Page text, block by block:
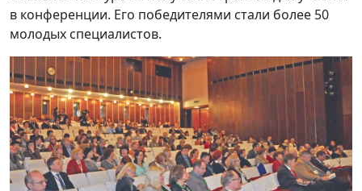
в конференции. Его победителями стали более 50
молодых специалистов.